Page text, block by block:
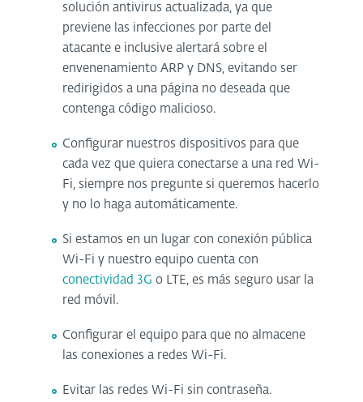
solución antivirus actualizada, ya que
previene las infecciones por parte del
atacante e inclusive alertará sobre el
envenenamiento ARP y DNS, evitando ser
redirigidos a una página no deseada que
contenga código malicioso.
Configurar nuestros dispositivos para que
cada vez que quiera conectarse a una red Wi-
Fi, siempre nos pregunte si queremos hacerlo
y no lo haga automáticamente.
Si estamos en un lugar con conexión pública
Wi-Fi y nuestro equipo cuenta con
conectividad 3G o LTE, es más seguro usar la
red móvil.
Configurar el equipo para que no almacene
las conexiones a redes Wi-Fi.
Evitar las redes Wi-Fi sin contraseña.